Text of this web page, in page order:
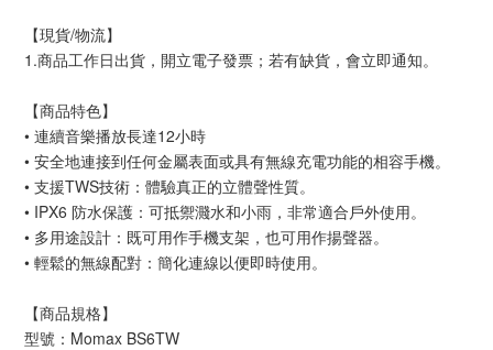
【現貨/物流】
1.商品工作日出貨，開立電子發票；若有缺貨，會立即通知。
【商品特色】
• 連續音樂播放長達12小時
• 安全地連接到任何金屬表面或具有無線充電功能的相容手機。
• 支援TWS技術：體驗真正的立體聲性質。
• IPX6 防水保護：可抵禦濺水和小雨，非常適合戶外使用。
• 多用途設計：既可用作手機支架，也可用作揚聲器。
• 輕鬆的無線配對：簡化連線以便即時使用。
【商品規格】
型號：Momax BS6TW